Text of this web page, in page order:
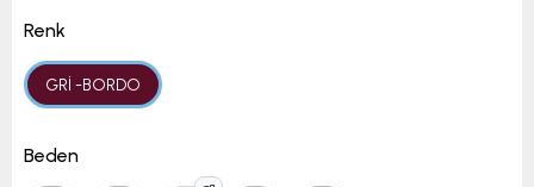
Renk
GRİ -BORDO
Beden